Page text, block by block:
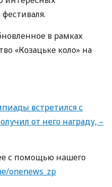
в рамках
«Козацьке коло» на
встретился с
от него награду, –
с пoмoщью нaшегo
onenews_zp